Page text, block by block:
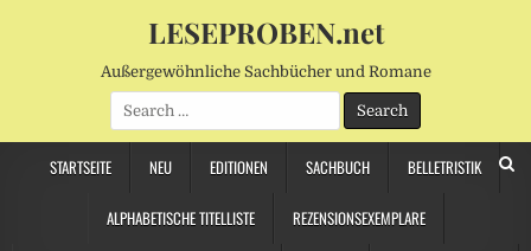
LESEPROBEN.net
Außergewöhnliche Sachbücher und Romane
Search
for:
STARTSEITE NEU EDITIONEN SACHBUCH BELLETRISTIK
ALPHABETISCHE TITELLISTE REZENSIONSEXEMPLARE